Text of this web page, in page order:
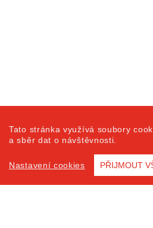
Tato stránka využívá soubory
a sběr dat o návštěvnosti.
Nastavení cookies PŘIJMOUT